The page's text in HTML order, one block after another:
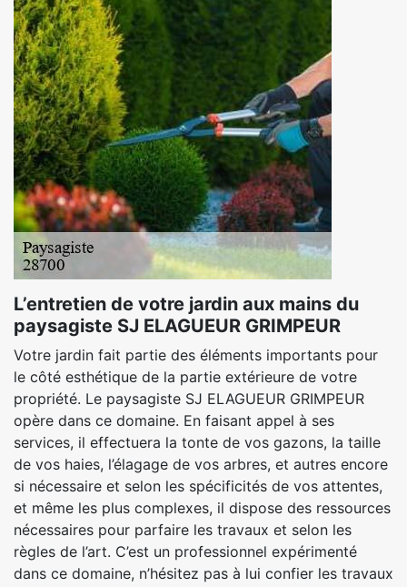
L’entretien de votre jardin aux mains du
paysagiste SJ ELAGUEUR GRIMPEUR
Votre jardin fait partie des éléments importants pour
le côté esthétique de la partie extérieure de votre
propriété. Le paysagiste SJ ELAGUEUR GRIMPEUR
opère dans ce domaine. En faisant appel à ses
services, il effectuera la tonte de vos gazons, la taille
de vos haies, l’élagage de vos arbres, et autres encore
si nécessaire et selon les spécificités de vos attentes,
et même les plus complexes, il dispose des ressources
nécessaires pour parfaire les travaux et selon les
règles de l’art. C’est un professionnel expérimenté
dans ce domaine, n’hésitez pas à lui confier les travaux